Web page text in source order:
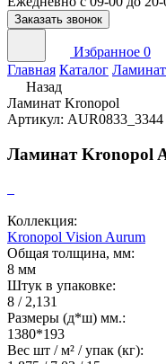
Заказать звонок
Избранное 0
Главная Каталог Ламинат
Назад
Ламинат Kronopol
Артикул: AUR0833_3344
Ламинат Kronopol
Коллекция:
Kronopol Vision Aurum
Общая толщина, мм:
8 мм
Штук в упаковке:
8 / 2,131
Размеры (д*ш) мм.:
1380*193
Вес шт / м² / упак (кг):